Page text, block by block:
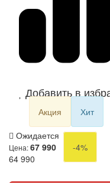
Добавить в
Акция Хит
Ожидается
Цена:67 990
-4%
64 990